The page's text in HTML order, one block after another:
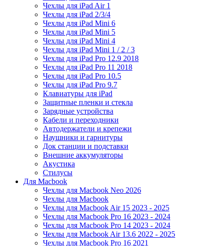
Чехлы для iPad Air 1
Чехлы для iPad 2/3/4
Чехлы для iPad Mini 6
Чехлы для iPad Mini 5
Чехлы для iPad Mini 4
Чехлы для iPad Mini 1 / 2 / 3
Чехлы для iPad Pro 12.9 2018
Чехлы для iPad Pro 11 2018
Чехлы для iPad Pro 10.5
Чехлы для iPad Pro 9.7
Клавиатуры для iPad
Защитные пленки и стекла
Зарядные устройства
Кабели и переходники
Автодержатели и крепежи
Наушники и гарнитуры
Док станции и подставки
Внешние аккумуляторы
Акустика
Стилусы
Для Macbook
Чехлы для Macbook Neo 2026
Чехлы для Macbook
Чехлы для Macbook Air 15 2023 - 2025
Чехлы для Macbook Pro 16 2023 - 2024
Чехлы для Macbook Pro 14 2023 - 2024
Чехлы для Macbook Air 13.6 2022 - 2025
Чехлы для Macbook Pro 16 2021